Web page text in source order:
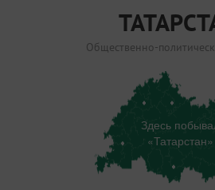
Общественно-
Здесь
«Татарстан»